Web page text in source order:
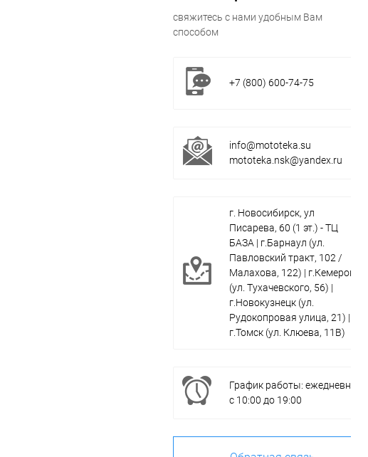
свяжитесь с нами удобным Вам
способом
+7 (800) 600-74-75
info@mototeka.su
mototeka.nsk@yandex.ru
г. Новосибирск, ул
Писарева, 60 (1 эт.) - ТЦ
БАЗА | г.Барнаул (ул.
Павловский тракт, 102 /
Малахова, 122) | г.Кемерово
(ул. Тухачевского, 56) |
г.Новокузнецк (ул.
Рудокопровая улица, 21) |
г.Томск (ул. Клюева, 11В)
График работы: ежедневно
с 10:00 до 19:00